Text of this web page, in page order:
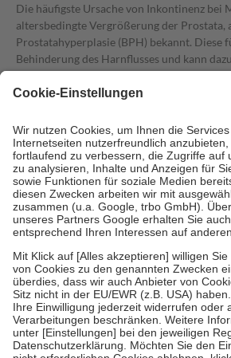
Die häufigste Ursache von Inkontinenz bei
altersbedingte Vergrößerung der Prostata,
Prostatahyperplasie (BPH) bekannt. Diese
Behinderung des Harnflusses und kann
Schwierigkeiten haben, ihre Blase
bekannt als Überlaufinkontinenz). Dadurch
Auch neurologische Störungen wie
Multiple Sklerose können die Funktion der
und zu Inkontinenz führen. Verletzungen
der Nerven im Bereich der Blase können
Es gibt auch Arzneimittel, die Inkontinenz
können, wie zum Beispiel Diuretika zur
Blutdruck oder Antidepressiva.
Was hilft gegen
Die Behandlung von Blasenschwäche bei
Ursache und dem Schweregrad ab. In
Veränderung des Lebensstils, wie zum